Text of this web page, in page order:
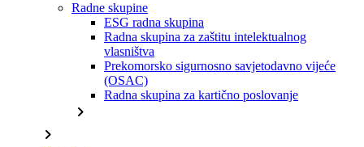
Radne skupine
ESG radna skupina
Radna skupina za zaštitu intelektualnog
vlasništva
Prekomorsko sigurnosno savjetodavno vijeće
(OSAC)
Radna skupina za kartično poslovanje
chevron_right
chevron_right